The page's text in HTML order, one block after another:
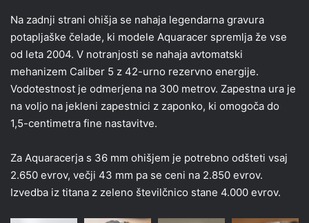
Na zadnji strani ohišja se nahaja legendarna gravura
potapljaške čelade, ki modele Aquaracer spremlja že vse
od leta 2004. V notranjosti se nahaja avtomatski
mehanizem Caliber 5 z 42-urno rezervno energije.
Vodotestnost je odmerjena na 300 metrov. Zapestna ura je
na voljo na jekleni zapestnici z zaponko, ki omogoča do
1,5-centimetra fine nastavitve.
Za Aquaracerja s 36 mm ohišjem je potrebno odšteti vsaj
2.650 evrov, večji 43 mm pa se ceni na 2.850 evrov.
Izvedba iz titana z zeleno številčnico stane 4.000 evrov.